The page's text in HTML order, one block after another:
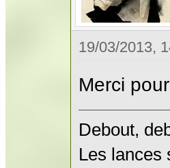
19/03/2013,
Merci
Debout,
Les lances